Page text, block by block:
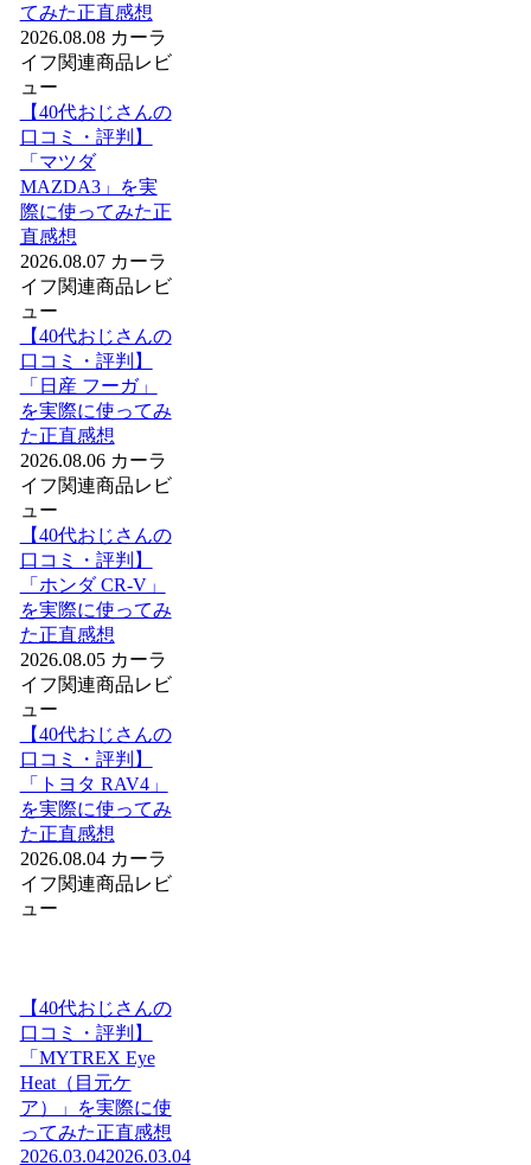
てみた正直感想
2026.08.08 カーラ
イフ関連商品レビ
ュー
【40代おじさんの
口コミ・評判】
「マツダ
MAZDA3」を実
際に使ってみた正
直感想
2026.08.07 カーラ
イフ関連商品レビ
ュー
【40代おじさんの
口コミ・評判】
「日産 フーガ」
を実際に使ってみ
た正直感想
2026.08.06 カーラ
イフ関連商品レビ
ュー
【40代おじさんの
口コミ・評判】
「ホンダ CR-V」
を実際に使ってみ
た正直感想
2026.08.05 カーラ
イフ関連商品レビ
ュー
【40代おじさんの
口コミ・評判】
「トヨタ RAV4」
を実際に使ってみ
た正直感想
2026.08.04 カーラ
イフ関連商品レビ
ュー
【40代おじさんの
口コミ・評判】
「MYTREX Eye
Heat（目元ケ
ア）」を実際に使
ってみた正直感想
2026.03.042026.03.04